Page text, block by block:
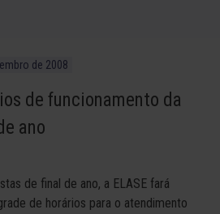
de 2008
de funcionamento da
ano
de final de ano, a ELASE fará
de horários para o atendimento